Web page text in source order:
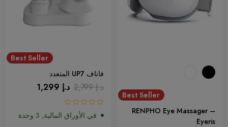
Best Seller
RENPHO Eye Massager –
Eyeris
Best Seller
فاناف UP7 المتعدد
د.إ2,799 د.إ
في الأوراق المالية, 3 وحدة